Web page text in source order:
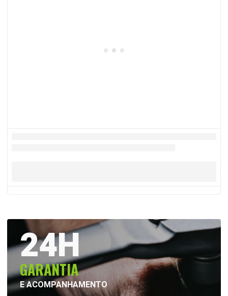
24H
GARANTIA
E ACOMPANHAMENTO